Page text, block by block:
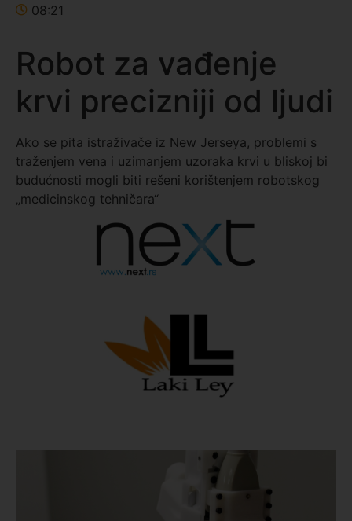
08:21
Robot za vađenje
krvi precizniji od ljudi
Ako se pita istraživače iz New Jerseya, problemi s
traženjem vena i uzimanjem uzoraka krvi u bliskoj bi
budućnosti mogli biti rešeni korištenjem robotskog
„medicinskog tehničara“